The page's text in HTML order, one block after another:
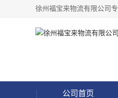
公司首页